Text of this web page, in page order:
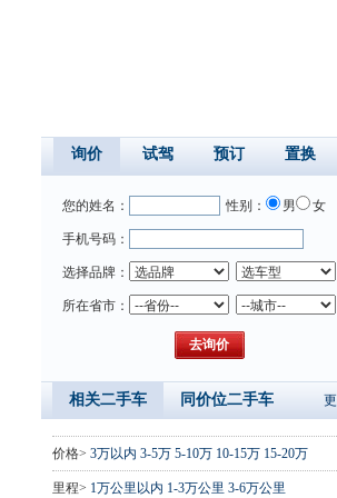
询价 试驾 预订 置换
您的姓名： 性别： 男 女
手机号码：
选择品牌：
所在省市：
相关二手车 同价位二手车
价格> 3万以内 3-5万 5-10万 10-15万 15-20万
里程> 1万公里以内 1-3万公里 3-6万公里